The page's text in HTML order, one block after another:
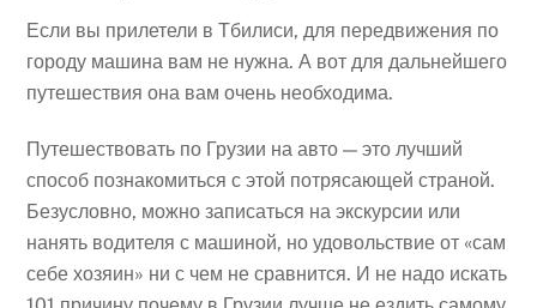
Если вы прилетели в Тбилиси, для передвижения по
городу машина вам не нужна. А вот для дальнейшего
путешествия она вам очень необходима.
Путешествовать по Грузии на авто — это лучший
способ познакомиться с этой потрясающей страной.
Безусловно, можно записаться на экскурсии или
нанять водителя с машиной, но удовольствие от «сам
себе хозяин» ни с чем не сравнится. И не надо искать